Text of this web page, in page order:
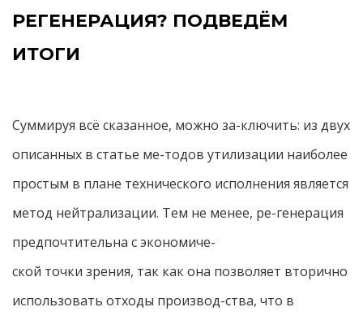
РЕГЕНЕРАЦИЯ? ПОДВЕДЁМ
ИТОГИ
Суммируя всё сказанное, можно за-ключить: из двух
описанных в статье ме-тодов утилизации наиболее
простым в плане технического исполнения является
метод нейтрализации. Тем не менее, ре-генерация
предпочтительна с экономиче-
ской точки зрения, так как она позволяет вторично
использовать отходы производ-ства, что в